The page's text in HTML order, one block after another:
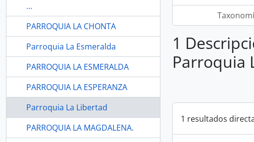
...
PARROQUIA LA CHONTA
Parroquia La Esmeralda
PARROQUIA LA ESMERALDA
PARROQUIA LA ESPERANZA
Parroquia La Libertad
PARROQUIA LA MAGDALENA.
1
Parroquia
1 resultados